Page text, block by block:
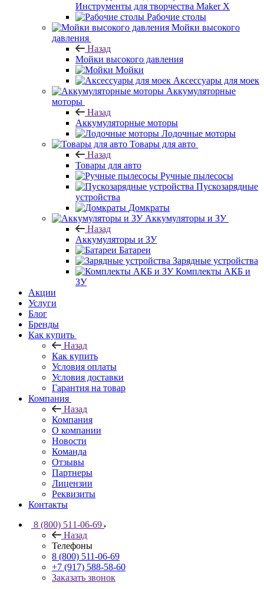
Инструменты для творчества Maker X
Рабочие столы
Мойки высокого
давления
Назад
Мойки высокого давления
Мойки
Аксессуары для моек
Аккумуляторные
моторы
Назад
Аккумуляторные моторы
Лодочные моторы
Товары для авто
Назад
Товары для авто
Ручные пылесосы
Пускозарядные
устройства
Домкраты
Аккумуляторы и ЗУ
Назад
Аккумуляторы и ЗУ
Батареи
Зарядные устройства
Комплекты АКБ и
ЗУ
Акции
Услуги
Блог
Бренды
Как купить
Назад
Как купить
Условия оплаты
Условия доставки
Гарантия на товар
Компания
Назад
Компания
О компании
Новости
Команда
Отзывы
Партнеры
Лицензии
Реквизиты
Контакты
8 (800) 511-06-69
Назад
Телефоны
8 (800) 511-06-69
+7 (917) 588-58-60
Заказать звонок